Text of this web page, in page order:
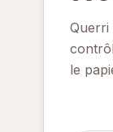
Querri
le